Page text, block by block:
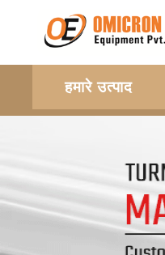
हमारे उत्पाद